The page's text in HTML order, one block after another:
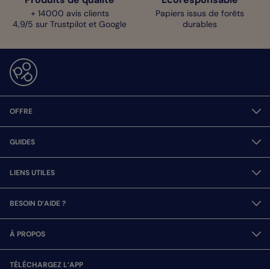
+ 14000 avis clients
4,9/5 sur Trustpilot et Google
Papiers issus de forêts
durables
OFFRE
GUIDES
LIENS UTILES
BESOIN D’AIDE ?
À PROPOS
TÉLÉCHARGEZ L’APP